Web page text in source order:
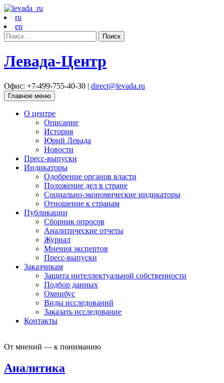
ru
en
Найти:
Левада-Центр
Офис: +7-499-755-40-30 | direct@levada.ru
Главное меню
О центре
Описание
История
Юрий Левада
Новости
Пресс-выпуски
Индикаторы
Одобрение органов власти
Положение дел в стране
Социально-экономические индикаторы
Отношение к странам
Публикации
Сборник опросов
Аналитические отчеты
Журнал
Мнения экспертов
Пресс-выпуски
Заказчикам
Защита интеллектуальной собственности
Подбор данных
Омнибус
Виды исследований
Заказать исследование
Контакты
От мнений — к пониманию
Аналитика